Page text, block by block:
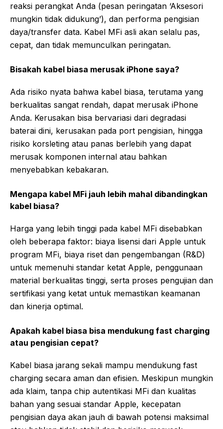
reaksi perangkat Anda (pesan peringatan ‘Aksesori
mungkin tidak didukung’), dan performa pengisian
daya/transfer data. Kabel MFi asli akan selalu pas,
cepat, dan tidak memunculkan peringatan.
Bisakah kabel biasa merusak iPhone saya?
Ada risiko nyata bahwa kabel biasa, terutama yang
berkualitas sangat rendah, dapat merusak iPhone
Anda. Kerusakan bisa bervariasi dari degradasi
baterai dini, kerusakan pada port pengisian, hingga
risiko korsleting atau panas berlebih yang dapat
merusak komponen internal atau bahkan
menyebabkan kebakaran.
Mengapa kabel MFi jauh lebih mahal dibandingkan
kabel biasa?
Harga yang lebih tinggi pada kabel MFi disebabkan
oleh beberapa faktor: biaya lisensi dari Apple untuk
program MFi, biaya riset dan pengembangan (R&D)
untuk memenuhi standar ketat Apple, penggunaan
material berkualitas tinggi, serta proses pengujian dan
sertifikasi yang ketat untuk memastikan keamanan
dan kinerja optimal.
Apakah kabel biasa bisa mendukung fast charging
atau pengisian cepat?
Kabel biasa jarang sekali mampu mendukung fast
charging secara aman dan efisien. Meskipun mungkin
ada klaim, tanpa chip autentikasi MFi dan kualitas
bahan yang sesuai standar Apple, kecepatan
pengisian daya akan jauh di bawah potensi maksimal